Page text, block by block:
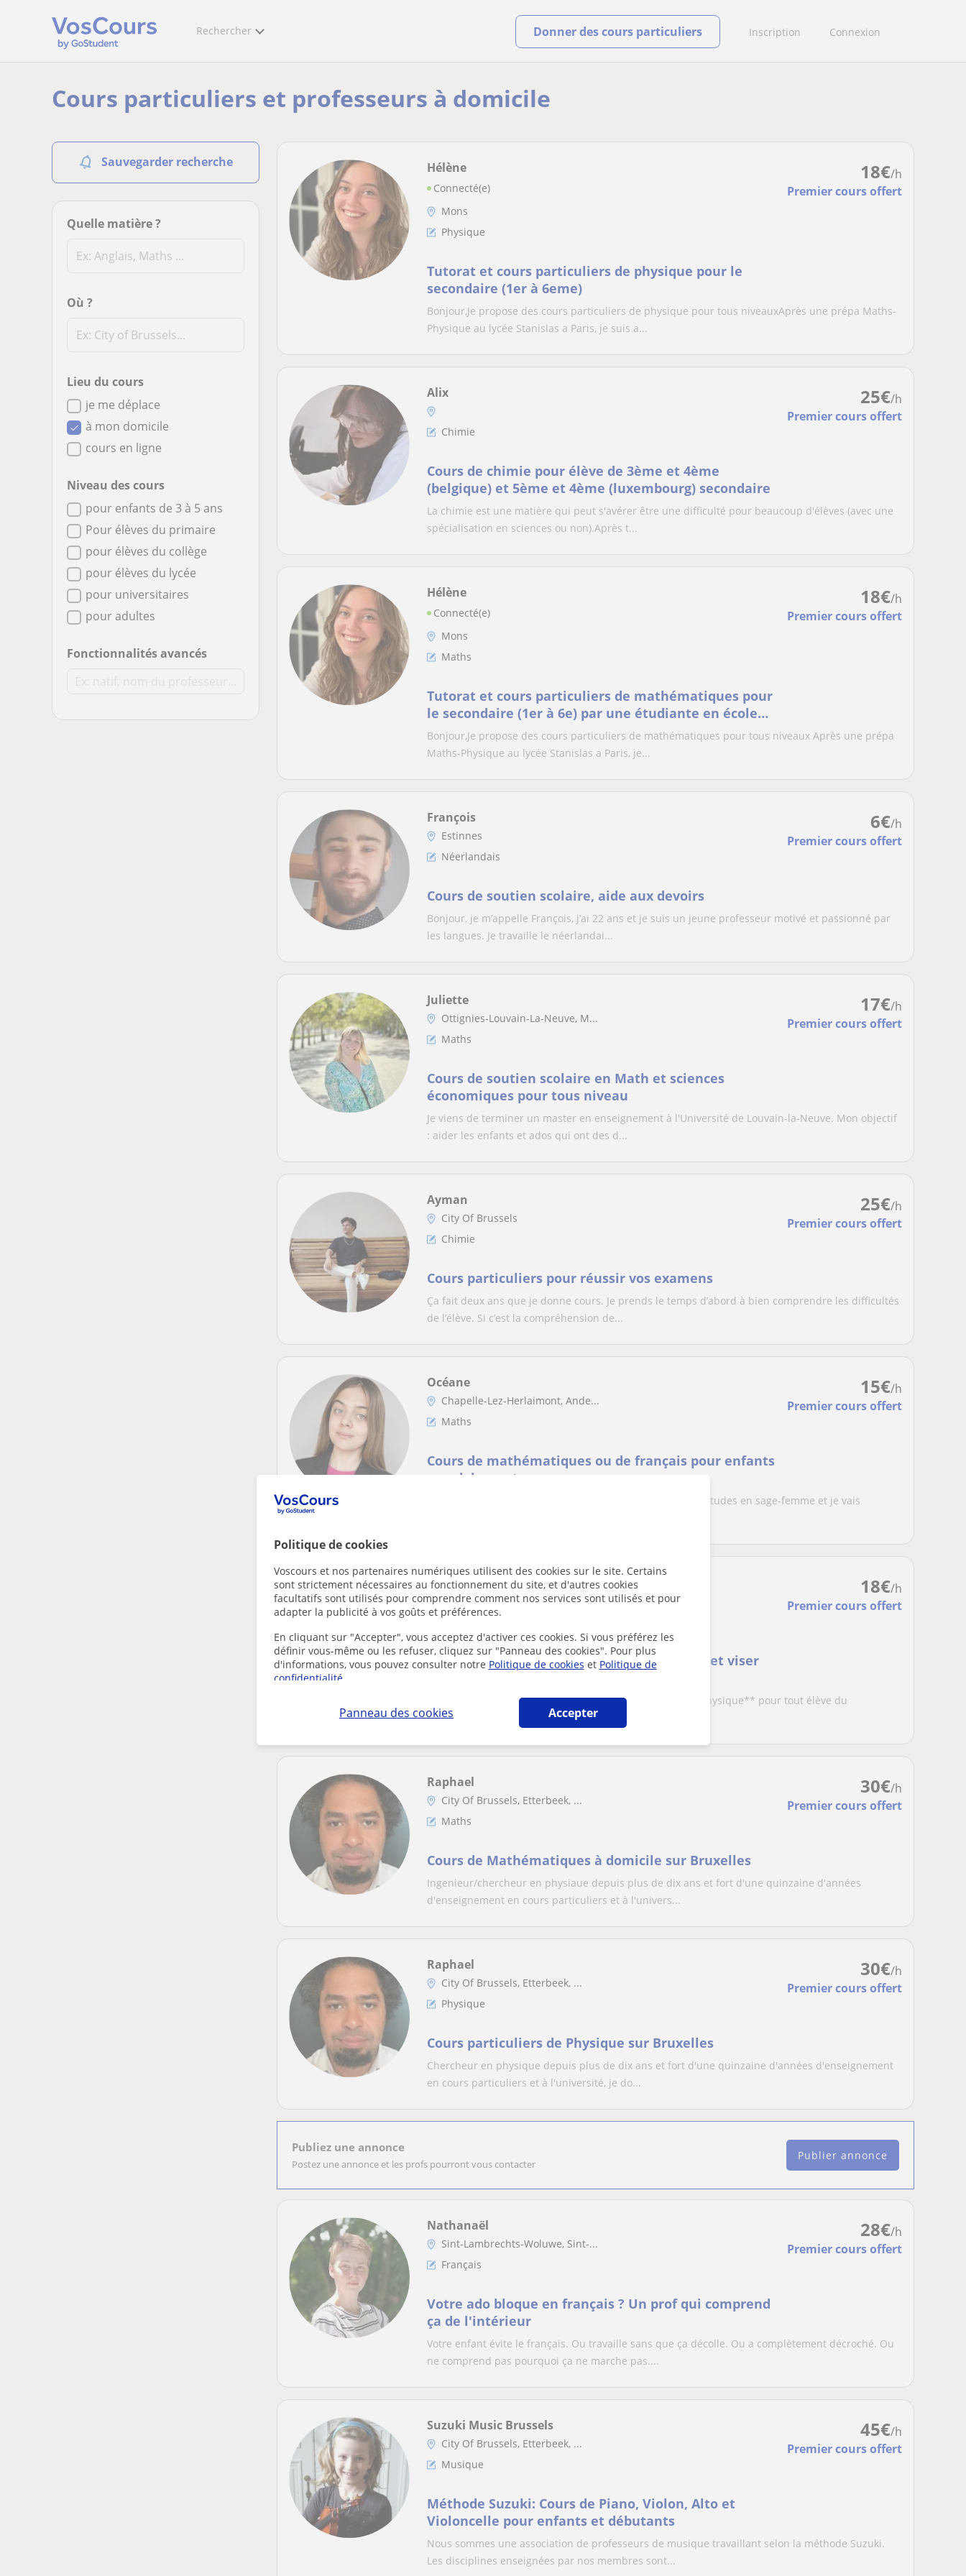
Politique de cookies
Voscours et nos partenaires numériques utilisent des cookies sur le site. Certains
sont strictement nécessaires au fonctionnement du site, et d'autres cookies
facultatifs sont utilisés pour comprendre comment nos services sont utilisés et pour
adapter la publicité à vos goûts et préférences.
En cliquant sur "Accepter", vous acceptez d'activer ces cookies. Si vous préférez les
définir vous-même ou les refuser, cliquez sur "Panneau des cookies". Pour plus
d'informations, vous pouvez consulter notre Politique de cookies et Politique de
confidentialité.
Panneau des cookies Accepter
Rechercher Inscription Connexion
Donner des cours particuliers
Cours particuliers et professeurs à domicile
Sauvegarder recherche
Quelle matière ?
Où ?
Lieu du cours
je me déplace
à mon domicile
cours en ligne
Niveau des cours
pour enfants de 3 à 5 ans
Pour élèves du primaire
pour élèves du collège
pour élèves du lycée
pour universitaires
pour adultes
Fonctionnalités avancés
18€/h
Premier cours offert
Hélène
Connecté(e)
Mons
Physique
Tutorat et cours particuliers de physique pour le
secondaire (1er à 6eme)
Bonjour,Je propose des cours particuliers de physique pour tous niveauxAprès une prépa Maths-
Physique au lycée Stanislas a Paris, je suis a...
25€/h
Premier cours offert
Alix
Chimie
Cours de chimie pour élève de 3ème et 4ème
(belgique) et 5ème et 4ème (luxembourg) secondaire
La chimie est une matière qui peut s'avérer être une difficulté pour beaucoup d'élèves (avec une
spécialisation en sciences ou non).Après t...
18€/h
Premier cours offert
Hélène
Connecté(e)
Mons
Maths
Tutorat et cours particuliers de mathématiques pour
le secondaire (1er à 6e) par une étudiante en école
d'ingénieur
Bonjour,Je propose des cours particuliers de mathématiques pour tous niveaux Après une prépa
Maths-Physique au lycée Stanislas a Paris, je...
6€/h
Premier cours offert
François
Estinnes
Néerlandais
Cours de soutien scolaire, aide aux devoirs
Bonjour, je m’appelle François, j’ai 22 ans et je suis un jeune professeur motivé et passionné par
les langues. Je travaille le néerlandai...
17€/h
Premier cours offert
Juliette
Ottignies-Louvain-La-Neuve, M...
Maths
Cours de soutien scolaire en Math et sciences
économiques pour tous niveau
Je viens de terminer un master en enseignement à l'Université de Louvain-la-Neuve. Mon objectif
: aider les enfants et ados qui ont des d...
25€/h
Premier cours offert
Ayman
City Of Brussels
Chimie
Cours particuliers pour réussir vos examens
Ça fait deux ans que je donne cours. Je prends le temps d’abord à bien comprendre les difficultés
de l’élève. Si c’est la compréhension de...
15€/h
Premier cours offert
Océane
Chapelle-Lez-Herlaimont, Ande...
Maths
Cours de mathématiques ou de français pour enfants
ou adolescents
Bonjour, je m’appelle Océane. J’ai effectué deux années d’études en sage-femme et je vais
18€/h
Premier cours offert
Lucas
Ixelles, City Of Brussels, Et...
Physique
SOUTIEN SCOLAIRE pour remédier à l'échec et viser
Version FRANCAISE : **Soutien en Mathématiques et en Physique** pour tout élève du
secondaire supérieur éprouvant des difficultés et voulan...
30€/h
Premier cours offert
Raphael
City Of Brussels, Etterbeek, ...
Maths
Cours de Mathématiques à domicile sur Bruxelles
Ingenieur/chercheur en physiaue depuis plus de dix ans et fort d'une quinzaine d'années
d'enseignement en cours particuliers et à l'univers...
30€/h
Premier cours offert
Raphael
City Of Brussels, Etterbeek, ...
Physique
Cours particuliers de Physique sur Bruxelles
Chercheur en physique depuis plus de dix ans et fort d'une quinzaine d'années d'enseignement
en cours particuliers et à l'université, je do...
Publiez une annonce
Postez une annonce et les profs pourront vous contacter
Publier annonce
28€/h
Premier cours offert
Nathanaël
Sint-Lambrechts-Woluwe, Sint-...
Français
Votre ado bloque en français ? Un prof qui comprend
ça de l'intérieur
Votre enfant évite le français. Ou travaille sans que ça décolle. Ou a complètement décroché. Ou
ne comprend pas pourquoi ça ne marche pas....
45€/h
Premier cours offert
Suzuki Music Brussels
City Of Brussels, Etterbeek, ...
Musique
Méthode Suzuki: Cours de Piano, Violon, Alto et
Violoncelle pour enfants et débutants
Nous sommes une association de professeurs de musique travaillant selon la méthode Suzuki.
Les disciplines enseignées par nos membres sont...